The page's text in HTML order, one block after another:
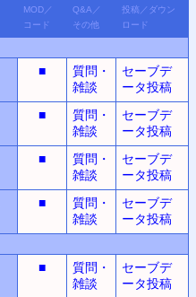
MOD ／
コード
Q&A ／
その他
投稿 ／ ダウン
ロード
■
質問・
雑談
セーブデ
ータ投稿
■
質問・
雑談
セーブデ
ータ投稿
■
質問・
雑談
セーブデ
ータ投稿
■
質問・
雑談
セーブデ
ータ投稿
■
質問・
雑談
セーブデ
ータ投稿